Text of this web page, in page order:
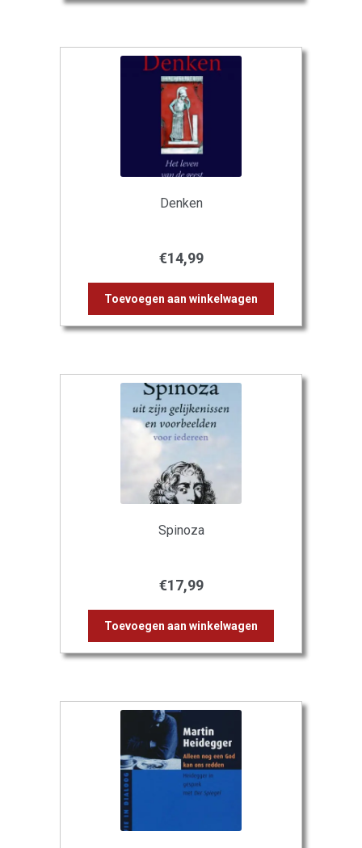
Denken
€14,99
Toevoegen aan winkelwagen
Spinoza
€17,99
Toevoegen aan winkelwagen